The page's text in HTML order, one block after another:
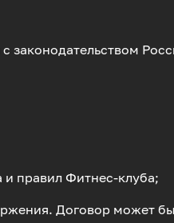
законодательством
и правил Фитнес-клуба;
Договор может